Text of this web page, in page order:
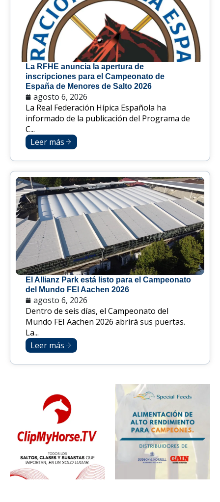
La RFHE anuncia la apertura de
inscripciones para el Campeonato de
España de Menores de Salto 2026
agosto 6, 2026
La Real Federación Hípica Española ha
informado de la publicación del Programa de
C...
Leer más
El Allianz Park está listo para el Campeonato
del Mundo FEI Aachen 2026
agosto 6, 2026
Dentro de seis días, el Campeonato del
Mundo FEI Aachen 2026 abrirá sus puertas.
La...
Leer más